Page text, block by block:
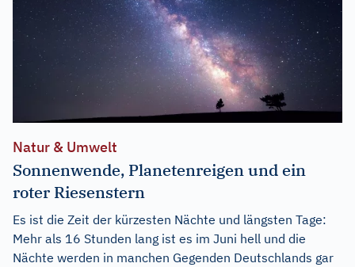
Natur & Umwelt
Sonnenwende, Planetenreigen und ein
roter Riesenstern
Es ist die Zeit der kürzesten Nächte und längsten Tage:
Mehr als 16 Stunden lang ist es im Juni hell und die
Nächte werden in manchen Gegenden Deutschlands gar